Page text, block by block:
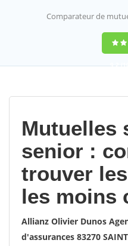
Comparateur de
9,2
Mutuelles
senior :
trouver
les moins
Allianz Olivier Dunos
d'assurances 83270 SAINT